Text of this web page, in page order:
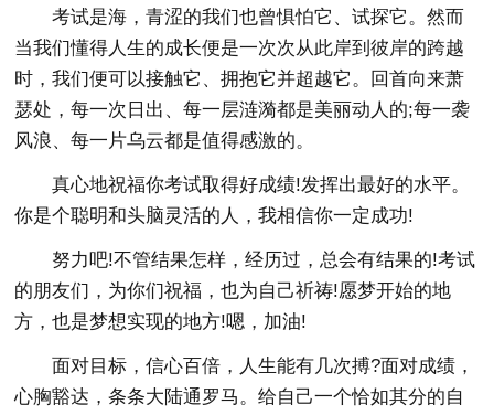
考试是海，青涩的我们也曾惧怕它、试探它。然而
当我们懂得人生的成长便是一次次从此岸到彼岸的跨越
时，我们便可以接触它、拥抱它并超越它。回首向来萧
瑟处，每一次日出、每一层涟漪都是美丽动人的;每一袭
风浪、每一片乌云都是值得感激的。
真心地祝福你考试取得好成绩!发挥出最好的水平。
你是个聪明和头脑灵活的人，我相信你一定成功!
努力吧!不管结果怎样，经历过，总会有结果的!考试
的朋友们，为你们祝福，也为自己祈祷!愿梦开始的地
方，也是梦想实现的地方!嗯，加油!
面对目标，信心百倍，人生能有几次搏?面对成绩，
心胸豁达，条条大陆通罗马。给自己一个恰如其分的自